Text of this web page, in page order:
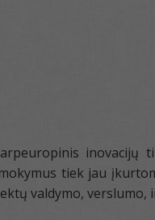
inovacijų
tiek jau
valdymo, verslumo,